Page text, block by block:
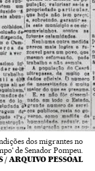
dos migrantes no
de Senador Pompeu.
/ ARQUIVO PESSOAL